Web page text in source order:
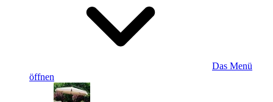
Das Menü
öffnen